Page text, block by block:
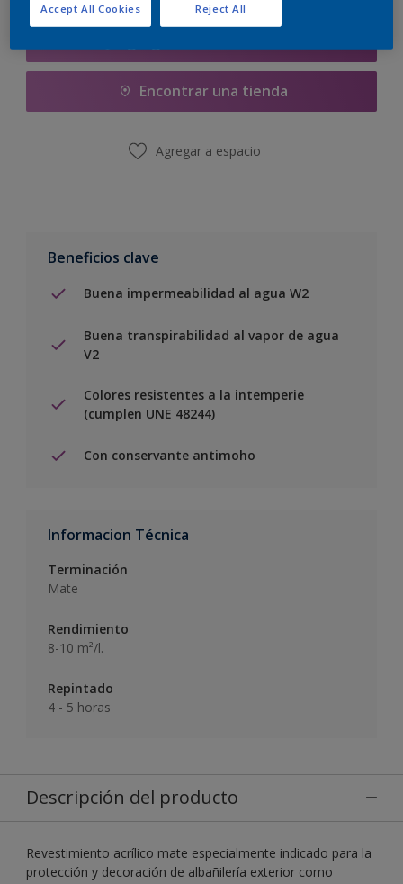
Encontrar una tienda
Agregar a espacio
Beneficios clave
Buena impermeabilidad al agua W2
Buena transpirabilidad al vapor de agua
V2
Colores resistentes a la intemperie
(cumplen UNE 48244)
Con conservante antimoho
Informacion Técnica
Terminación
Mate
Rendimiento
8-10 m²/l.
Repintado
4 - 5 horas
Descripción del producto
Revestimiento acrílico mate especialmente indicado para la
protección y decoración de albañilería exterior como
Reject All
Accept All Cookies